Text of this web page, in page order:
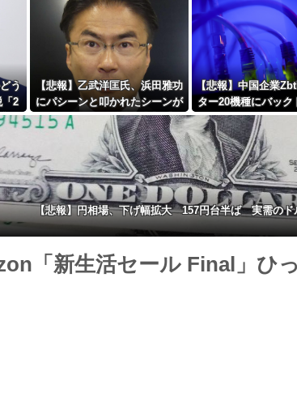
タキ！」リヴァプール南野がバースデーゴール！！
市★]
う
2
を
【悲報】乙武洋匡氏、浜田雅功
にパシーンと叩かれたシーンが
オンエアされず「障害者相手だ
と放送されなくなる。俺、逆差
別だと思って」
【悲報】中国企業
ター20機種にバック
されるｗｗｗｗｗ
【悲報】円相場、下げ幅拡大 157円台半ば 実需のド
「新生活セール Final」ひ